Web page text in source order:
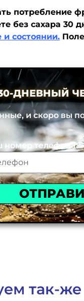
потребление
без сахара 30
и состоянии.
ДНЕВНЫЙ
и скоро вы
номер телефона:
так-